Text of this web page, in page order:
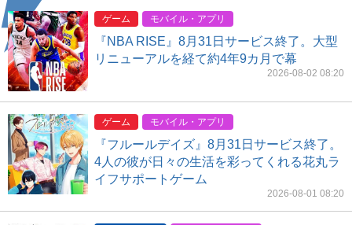
ゲーム モバイル・アプリ
『NBA RISE』8月31日サービス終了。大型
リニューアルを経て約4年9カ月で幕
2026-08-02 08:20
ゲーム モバイル・アプリ
『フルールデイズ』8月31日サービス終了。
4人の彼が日々の生活を彩ってくれる花丸ラ
イフサポートゲーム
2026-08-01 08:20